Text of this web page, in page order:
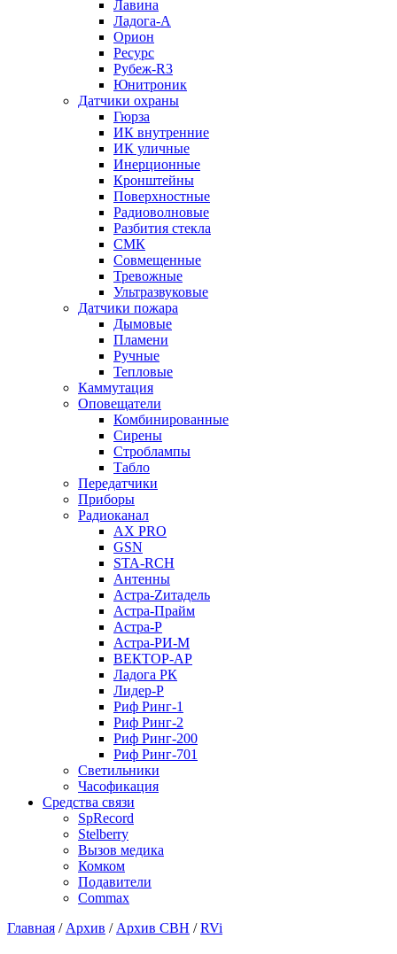
Лавина
Ладога-А
Орион
Ресурс
Рубеж-R3
Юнитроник
Датчики охраны
Гюрза
ИК внутренние
ИК уличные
Инерционные
Кронштейны
Поверхностные
Радиоволновые
Разбития стекла
СМК
Совмещенные
Тревожные
Ультразвуковые
Датчики пожара
Дымовые
Пламени
Ручные
Тепловые
Каммутация
Оповещатели
Комбинированные
Сирены
Строблампы
Табло
Передатчики
Приборы
Радиоканал
AX PRO
GSN
STA-RCH
Антенны
Астра-Zитадель
Астра-Прайм
Астра-Р
Астра-РИ-М
ВЕКТОР-АР
Ладога РК
Лидер-Р
Риф Ринг-1
Риф Ринг-2
Риф Ринг-200
Риф Ринг-701
Светильники
Часофикация
Средства связи
SpRecord
Stelberry
Вызов медика
Комком
Подавители
Сommax
Главная / Архив / Архив СВН /RVi